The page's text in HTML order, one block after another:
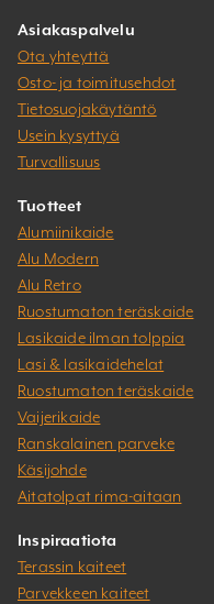
Asiakaspalvelu
Ota yhteyttä
Osto- ja toimitusehdot
Tietosuojakäytäntö
Usein kysyttyä
Turvallisuus
Tuotteet
Alumiinikaide
Alu Modern
Alu Retro
Ruostumaton teräskaide
Lasikaide ilman tolppia
Lasi & lasikaidehelat
Ruostumaton teräskaide
Vaijerikaide
Ranskalainen parveke
Käsijohde
Aitatolpat rima-aitaan
Inspiraatiota
Terassin kaiteet
Parvekkeen kaiteet